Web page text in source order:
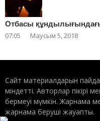
Отбасы
07:05 Маусым 5, 2018
Сайт материалдарын
міндетті. Авторлар пікірі
бермеуі мүмкін. Жарнама
жарнама беруші жауапты.